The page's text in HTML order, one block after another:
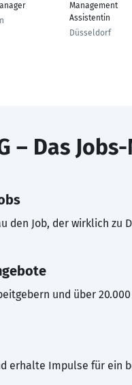
Management
Assistentin
Düsseldorf
– Das
den Job, der wirklich zu
und über
erhalte Impulse für ein